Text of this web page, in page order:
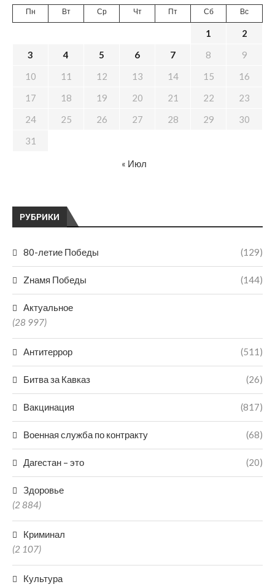
РУБРИКИ
80-летие Победы (129)
Zнамя Победы (144)
Актуальное
(28 997)
Антитеррор (511)
Битва за Кавказ (26)
Вакцинация (817)
Военная служба по контракту (68)
Дагестан – это (20)
Здоровье
(2 884)
Криминал
(2 107)
Культура
Пн Вт Ср Чт Пт Сб Вс
1
2
3
4 5 6 7 8
9
10
11 12 13 14 15
16
17
18 19 20 21 22
23
24
25 26 27 28 29
30
31
« Июл